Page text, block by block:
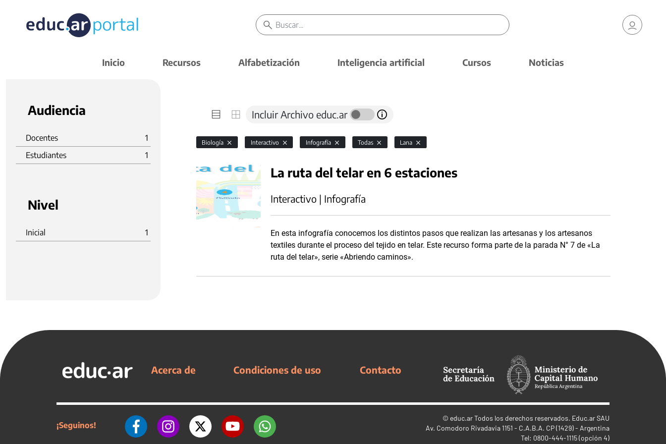
Inicio Recursos Alfabetización Inteligencia artificial Cursos Noticias
Audiencia
Docentes
1
Estudiantes
1
Nivel
Inicial 1
Incluir Archivo educ.ar
Biología Interactivo Infografía Todas Lana
La ruta del telar en 6 estaciones
Interactivo | Infografía
En esta infografía conocemos los distintos pasos que realizan las artesanas y los artesanos
textiles durante el proceso del tejido en telar. Este recurso forma parte de la parada N° 7 de «La
ruta del telar», serie «Abriendo caminos».
Acerca de Condiciones de uso Contacto
¡Seguinos!
© educ.arTodos los derechos reservados. Educ.ar SAU
Av. Comodoro Rivadavia 1151 - C.A.B.A. CP (1429) - Argentina
Tel: 0800-444-1115 (opción 4)